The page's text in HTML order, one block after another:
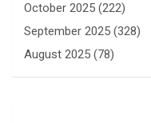
October 2025 (222)
September 2025 (328)
August 2025 (78)